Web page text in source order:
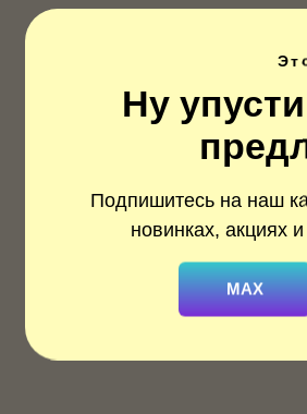
Ну
Подпишитесь на наш
новинках, акциях
MAX